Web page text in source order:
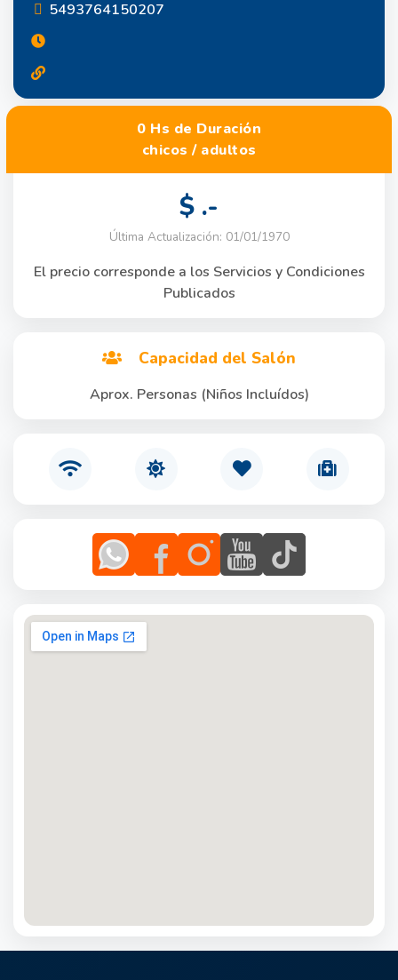
5493764150207
0 Hs de Duración
chicos / adultos
$ .-
Última Actualización: 01/01/1970
El precio corresponde a los Servicios y Condiciones
Publicados
Capacidad del Salón
Aprox. Personas (Niños Incluídos)